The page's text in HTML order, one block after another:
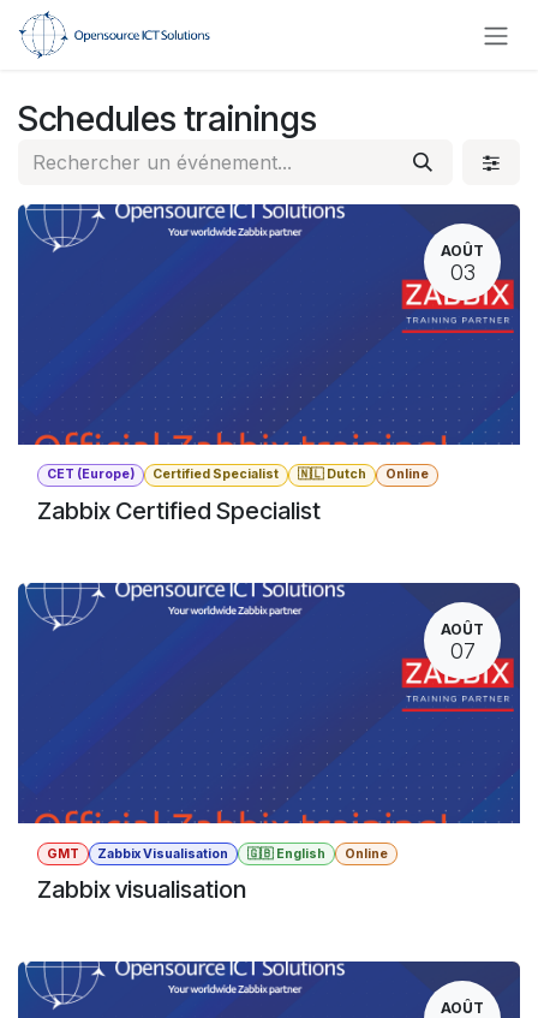
Se rendre au contenu
Schedules trainings
AOÛT
03
CET (Europe) Certified Specialist 🇳🇱 Dutch Online
Zabbix Certified Specialist
AOÛT
07
GMT Zabbix Visualisation 🇬🇧 English Online
Zabbix visualisation
AOÛT